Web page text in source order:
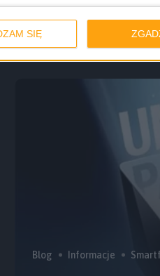
SIĘ
Sandwich,
Blog Informacje